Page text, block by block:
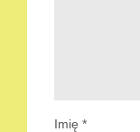
Imię *